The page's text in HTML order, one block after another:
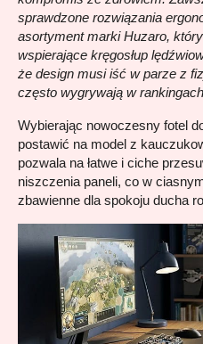
sprawdzone rozwiązania
asortyment marki Huzaro,
wspierające kręgosłup
że design musi iść w parze z
często wygrywają w
Wybierając nowoczesny fotel
postawić na model z
pozwala na łatwe i ciche
niszczenia paneli, co w
zbawienne dla spokoju ducha